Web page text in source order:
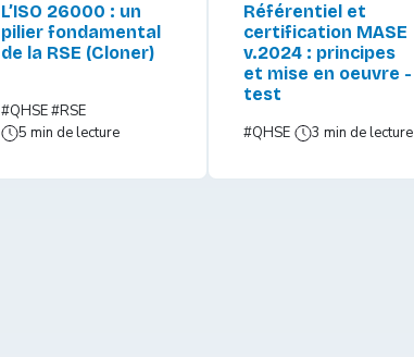
L’ISO 26000 : un
pilier fondamental
de la RSE (Cloner)
#QHSE#RSE
5 min de lecture
Référentiel et
certification MASE
v.2024 : principes
et mise en oeuvre -
test
#QHSE 3 min de lecture